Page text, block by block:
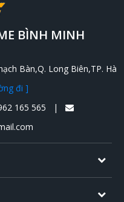
BÌNH MINH
Bàn,Q. Long Biên,TP. Hà
đi ]
165 565 |